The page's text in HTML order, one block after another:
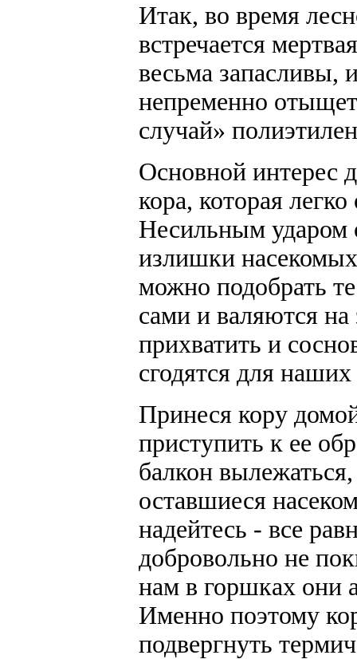
Итак, во время
встречается
весьма запасливы,
непременно
случай»
Основной интерес
кора, которая
Несильным ударом
излишки
можно подобрать
сами и валяются на
прихватить и
сгодятся для
Принеся кору
приступить к ее
балкон
оставшиеся
надейтесь - все
добровольно не
нам в горшках они
Именно поэтому
подвергнуть